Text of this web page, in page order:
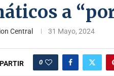
a
Central 31 Mayo, 2024
0